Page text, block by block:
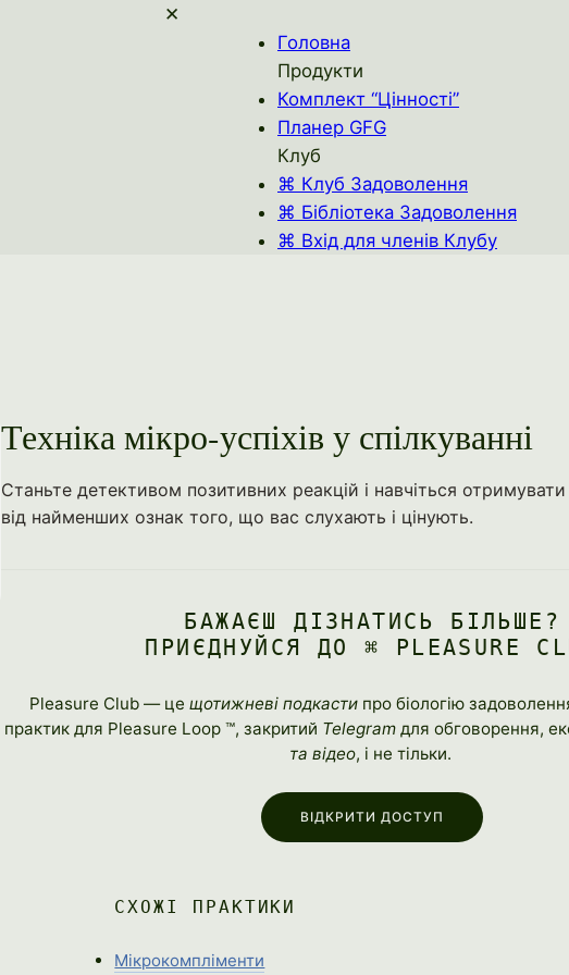
✕
Головна
Продукти
Комплект “Цінності”
Планер GFG
Клуб
⌘ Клуб Задоволення
⌘ Бібліотека Задоволення
⌘ Вхід для членів Клубу
Техніка мікро-успіхів у спілкуванні
Станьте детективом позитивних реакцій і навчіться
від найменших ознак того, що вас слухають і цінують.
БАЖАЄШ ДІЗНАТИСЬ БІЛЬШЕ?
ПРИЄДНУЙСЯ ДО ⌘ PLEASURE
Pleasure Club — це щотижневі подкастипро біологію
практик для Pleasure Loop ™, закритий Telegramдля обговорення,
та відео, і не тільки.
ВІДКРИТИ ДОСТУП
СХОЖІ ПРАКТИКИ
Мікрокомпліменти